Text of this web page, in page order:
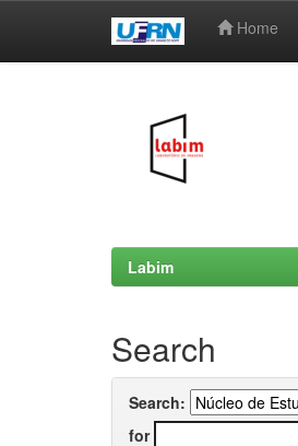
Home
Labim
Search
Search:
for